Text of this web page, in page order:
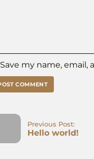
Save my name,
Previous Post:
Hello world!